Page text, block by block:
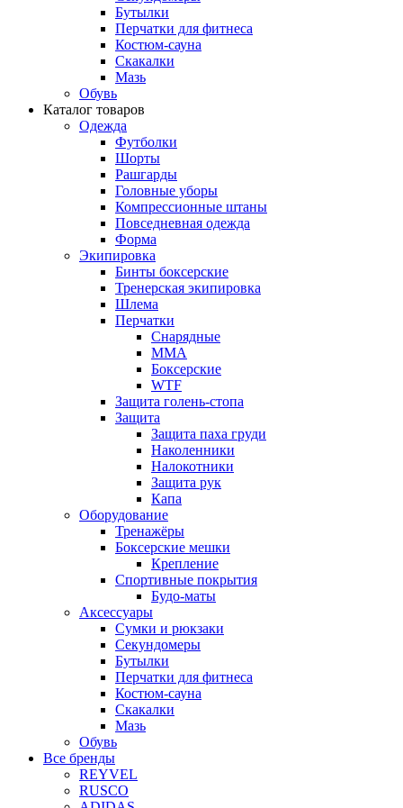
Бутылки
Перчатки для фитнеса
Костюм-сауна
Скакалки
Мазь
Обувь
Каталог товаров
Одежда
Футболки
Шорты
Рашгарды
Головные уборы
Компрессионные штаны
Повседневная одежда
Форма
Экипировка
Бинты боксерские
Тренерская экипировка
Шлема
Перчатки
Снарядные
ММА
Боксерские
WTF
Защита голень-стопа
Защита
Защита паха груди
Наколенники
Налокотники
Защита рук
Капа
Оборудование
Тренажёры
Боксерские мешки
Крепление
Спортивные покрытия
Будо-маты
Аксессуары
Сумки и рюкзаки
Секундомеры
Бутылки
Перчатки для фитнеса
Костюм-сауна
Скакалки
Мазь
Обувь
Все бренды
REYVEL
RUSCO